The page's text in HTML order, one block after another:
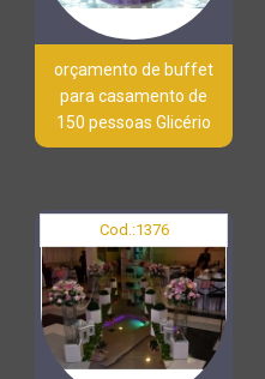
orçamento de buffet
para casamento de
150 pessoas Glicério
Cod.:1376